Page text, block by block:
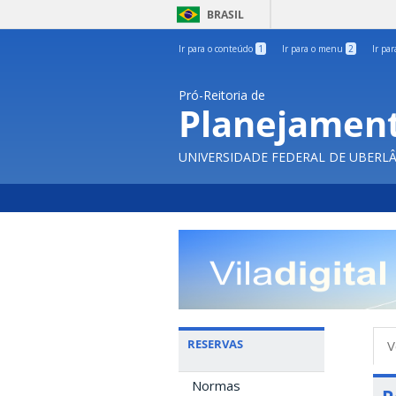
BRASIL
Ir para o conteúdo 1 Ir para o menu 2 Ir
Pró-Reitoria de
UNIVERSIDADE FEDERAL DE
RESERVAS
Normas